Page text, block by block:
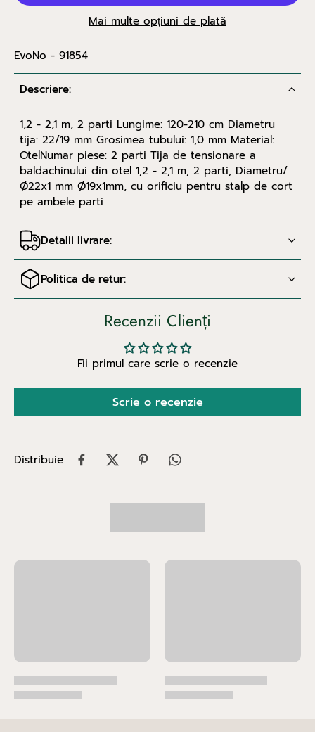
Mai multe opțiuni de plată
EvoNo - 91854
Descriere:
1,2 - 2,1 m, 2 parti Lungime: 120-210 cm Diametru
tija: 22/19 mm Grosimea tubului: 1,0 mm Material:
OtelNumar piese: 2 parti Tija de tensionare a
baldachinului din otel 1,2 - 2,1 m, 2 parti, Diametru/
Ø22x1 mm Ø19x1mm, cu orificiu pentru stalp de cort
pe ambele parti
Detalii livrare:
Politica de retur:
Recenzii Clienți
Fii primul care scrie o recenzie
Scrie o recenzie
Distribuie